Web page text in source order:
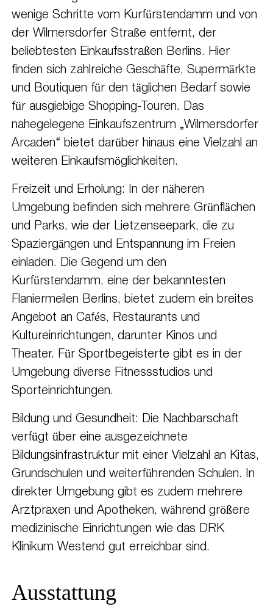
wenige Schritte vom Kurfürstendamm und von
der Wilmersdorfer Straße entfernt, der
beliebtesten Einkaufsstraßen Berlins. Hier
finden sich zahlreiche Geschäfte, Supermärkte
und Boutiquen für den täglichen Bedarf sowie
für ausgiebige Shopping-Touren. Das
nahegelegene Einkaufszentrum „Wilmersdorfer
Arcaden“ bietet darüber hinaus eine Vielzahl an
weiteren Einkaufsmöglichkeiten.
Freizeit und Erholung: In der näheren
Umgebung befinden sich mehrere Grünflächen
und Parks, wie der Lietzenseepark, die zu
Spaziergängen und Entspannung im Freien
einladen. Die Gegend um den
Kurfürstendamm, eine der bekanntesten
Flaniermeilen Berlins, bietet zudem ein breites
Angebot an Cafés, Restaurants und
Kultureinrichtungen, darunter Kinos und
Theater. Für Sportbegeisterte gibt es in der
Umgebung diverse Fitnessstudios und
Sporteinrichtungen.
Bildung und Gesundheit: Die Nachbarschaft
verfügt über eine ausgezeichnete
Bildungsinfrastruktur mit einer Vielzahl an Kitas,
Grundschulen und weiterführenden Schulen. In
direkter Umgebung gibt es zudem mehrere
Arztpraxen und Apotheken, während größere
medizinische Einrichtungen wie das DRK
Klinikum Westend gut erreichbar sind.
Ausstattung